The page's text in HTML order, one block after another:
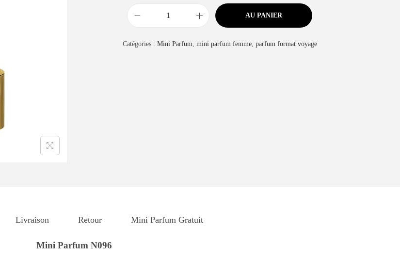
AU PANIER
Catégories : Mini Parfum, mini parfum femme, parfum format voyage
Livraison Retour Mini Parfum Gratuit
Mini Parfum N096